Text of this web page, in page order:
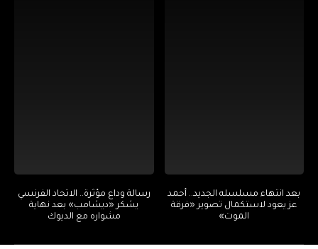
بعد انتهاء مسلسله الجديد.. أحمد
عز يعود لاستكمال تصوير «فرقة
الموت»
رسالة وداع مؤثرة.. الاتحاد الفرنسي
يشكر «ديشامب» بعد نهاية
مشواره مع الديوك